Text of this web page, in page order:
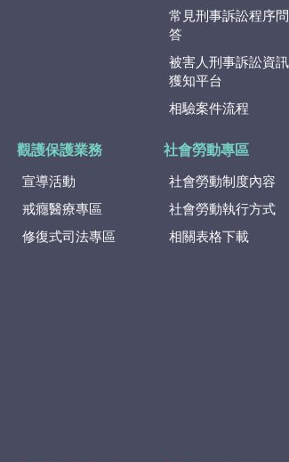
常見刑事訴訟程序問
答
被害人刑事訴訟資訊
獲知平台
相驗案件流程
觀護保護業務
宣導活動
戒癮醫療專區
修復式司法專區
社會勞動專區
社會勞動制度內容
社會勞動執行方式
相關表格下載